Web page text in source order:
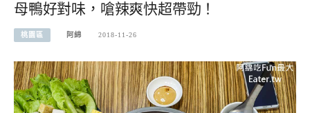
母鴨好對味，嗆辣爽快超帶勁！
桃園區 阿綿 2018-11-26